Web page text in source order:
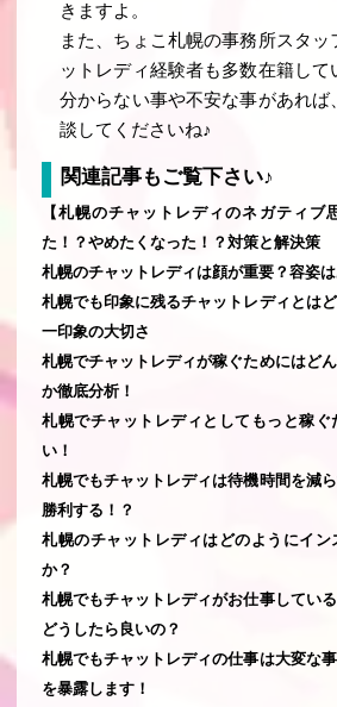
きますよ。
また、ちょこ札幌の事務所スタッ
ットレディ経験者も多数在籍して
分からない事や不安な事があれば
談してくださいね♪
関連記事もご覧下さい♪
【札幌のチャットレディのネガティブ
た！？やめたくなった！？対策と解決策
札幌のチャットレディは顔が重要？容姿
札幌でも印象に残るチャットレディとは
一印象の大切さ
札幌でチャットレディが稼ぐためにはど
か徹底分析！
札幌でチャットレディとしてもっと稼ぐ
い！
札幌でもチャットレディは待機時間を減
勝利する！？
札幌のチャットレディはどのようにイ
か？
札幌でもチャットレディがお仕事してい
どうしたら良いの？
札幌でもチャットレディの仕事は大変な
を暴露します！